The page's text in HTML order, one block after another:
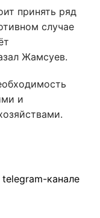
принять ряд
случае
Жамсуев.
и
канале